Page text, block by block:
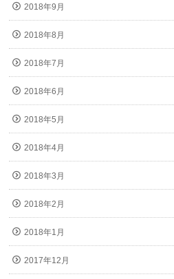
2018年9月
2018年8月
2018年7月
2018年6月
2018年5月
2018年4月
2018年3月
2018年2月
2018年1月
2017年12月